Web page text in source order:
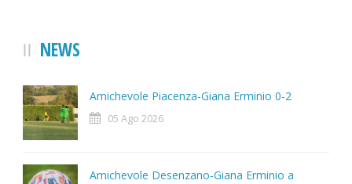
NEWS
Amichevole Piacenza-Giana Erminio 0-2
05 Ago 2026
Amichevole Desenzano-Giana Erminio a